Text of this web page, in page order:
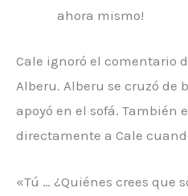
ahora mismo!
Cale ignoró el comentario
Alberu. Alberu se cruzó de
apoyó en el sofá. También
directamente a Cale
«Tú … ¿Quiénes crees que